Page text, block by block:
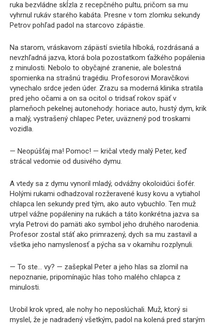
ruka bezvládne skĺzla z recepčného pultu, pričom sa mu
vyhrnul rukáv starého kabáta. Presne v tom zlomku sekundy
Petrov pohľad padol na starcovo zápästie.
Na starom, vráskavom zápästí svietila hlboká, rozdrásaná a
nevzhľadná jazva, ktorá bola pozostatkom ťažkého popálenia
z minulosti. Nebolo to obyčajné zranenie, ale bolestná
spomienka na strašnú tragédiu. Profesorovi Moravčíkovi
vynechalo srdce jeden úder. Zrazu sa moderná klinika stratila
pred jeho očami a on sa ocitol o tridsať rokov späť v
plameňoch pekelnej autonehody: horiace auto, hustý dym, krik
a malý, vystrašený chlapec Peter, uväznený pod troskami
vozidla.
— Neopúšťaj ma! Pomoc! — kričal vtedy malý Peter, keď
strácal vedomie od dusivého dymu.
A vtedy sa z dymu vynoril mladý, odvážny okoloidúci šofér.
Holými rukami odhadzoval rozžeravené kusy kovu a vytiahol
chlapca len sekundy pred tým, ako auto vybuchlo. Ten muž
utrpel vážne popáleniny na rukách a táto konkrétna jazva sa
vryla Petrovi do pamäti ako symbol jeho druhého narodenia.
Profesor zostal stáť ako primrazený, dych sa mu zastavil a
všetka jeho namyslenosť a pýcha sa v okamihu rozplynuli.
— To ste… vy? — zašepkal Peter a jeho hlas sa zlomil na
nepoznanie, pripomínajúc hlas toho malého chlapca z
minulosti.
Urobil krok vpred, ale nohy ho neposlúchali. Muž, ktorý si
myslel, že je nadradený všetkým, padol na kolená pred starým